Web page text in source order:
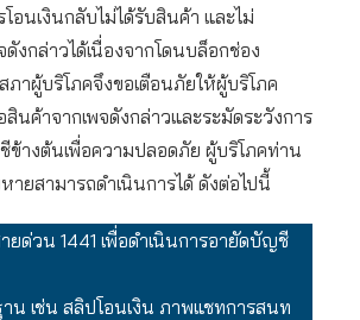
อนเงินกลับไม่ได้รับสินค้า และไม่
งกล่าวได้เนื่องจากโดนบล็อกช่อง
าผู้บริโภคจึงขอเตือนภัยให้ผู้บริโภค
สินค้าจากเพจดังกล่าวและระมัดระวังการ
ข้างต้นเพื่อความปลอดภัย ผู้บริโภคท่าน
ายสามารถดำเนินการได้ ดังต่อไปนี้
ยด่วน 1441 เพื่อดำเนินการอายัดบัญชี
น เช่น สลิปโอนเงิน ภาพแชทการสนท